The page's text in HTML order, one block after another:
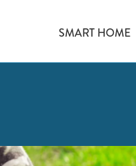
SMART HOME